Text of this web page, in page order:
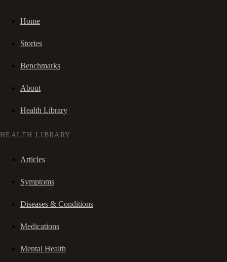
Home
Stories
Benchmarks
About
Health Library
HEALTH LIBRARY
Articles
Symptoms
Diseases & Conditions
Medications
Mental Health